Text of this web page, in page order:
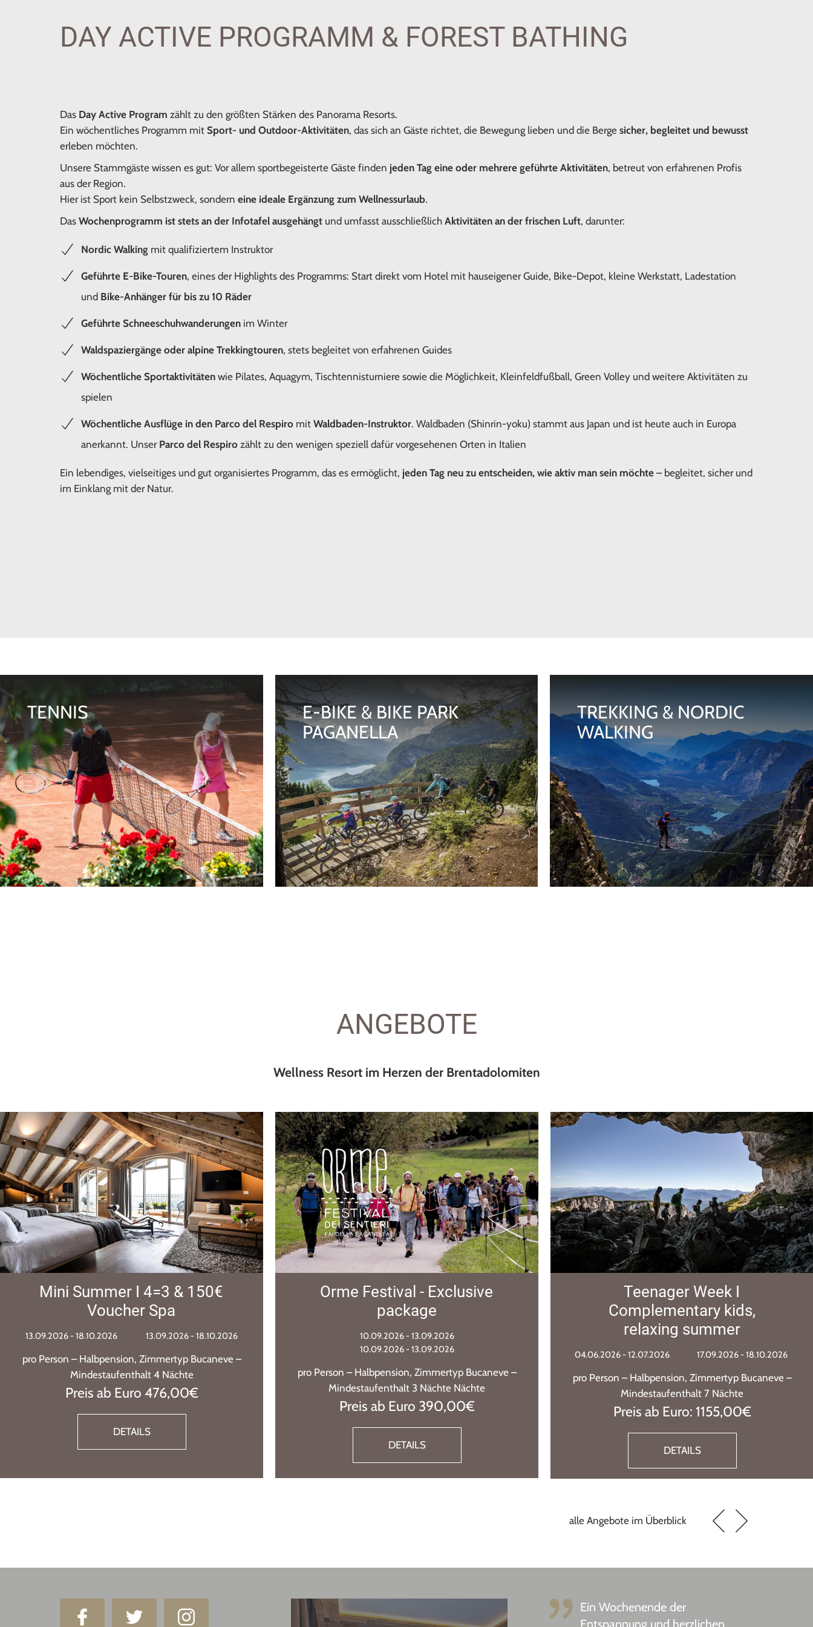
DAY ACTIVE PROGRAMM & FOREST BATHING
Das Day Active Program zählt zu den größten Stärken des Panorama Resorts.
Ein wöchentliches Programm mit Sport- und Outdoor-Aktivitäten, das sich an Gäste richtet, die Bewegung lieben und die Berge sicher, begleitet und bewusst
erleben möchten.
Unsere Stammgäste wissen es gut: Vor allem sportbegeisterte Gäste finden jeden Tag eine oder mehrere geführte Aktivitäten, betreut von erfahrenen Profis
aus der Region.
Hier ist Sport kein Selbstzweck, sondern eine ideale Ergänzung zum Wellnessurlaub.
Das Wochenprogramm ist stets an der Infotafel ausgehängt und umfasst ausschließlich Aktivitäten an der frischen Luft, darunter:
Nordic Walking mit qualifiziertem Instruktor
Geführte E-Bike-Touren, eines der Highlights des Programms: Start direkt vom Hotel mit hauseigener Guide, Bike-Depot, kleine Werkstatt, Ladestation
und Bike-Anhänger für bis zu 10 Räder
Geführte Schneeschuhwanderungen im Winter
Waldspaziergänge oder alpine Trekkingtouren, stets begleitet von erfahrenen Guides
Wöchentliche Sportaktivitäten wie Pilates, Aquagym, Tischtennisturniere sowie die Möglichkeit, Kleinfeldfußball, Green Volley und weitere Aktivitäten zu
spielen
Wöchentliche Ausflüge in den Parco del Respiro mitWaldbaden-Instruktor. Waldbaden (Shinrin-yoku) stammt aus Japan und ist heute auch in Europa
anerkannt. Unser Parco del Respiro zählt zu den wenigen speziell dafür vorgesehenen Orten in Italien
Ein lebendiges, vielseitiges und gut organisiertes Programm, das es ermöglicht, jeden Tag neu zu entscheiden, wie aktiv man sein möchte – begleitet, sicher und
im Einklang mit der Natur.
TENNIS
E-BIKE & BIKE PARK
PAGANELLA
TREKKING & NORDIC
WALKING
ANGEBOTE
Wellness Resort im Herzen der Brentadolomiten
Orme Festival - Exclusive
package
10.09.2026 - 13.09.2026
pro Person – Halbpension, Zimmertyp Bucaneve –
Mindestaufenthalt 3 Nächte Nächte
Teenager Week I
Complementary kids,
relaxing summer
04.06.2026 - 12.07.2026 17.09.2026 - 18.10.2026
pro Person – Halbpension, Zimmertyp Bucaneve –
Mindestaufenthalt 7 Nächte
Preis ab Euro: 1155,00€
DETAILS
7=6 & 100€ Wellness-
Guthaben
28.06.2026 - 12.07.2026
30.08.2026 - 06.09.2026
06.09.2026 - 13.09.2026
13.09.2026 - 18.10.2026
pro Person – Halbpension, Zimmertyp Bucaneve –
Mindestaufenthalt 4 Nächte
Preis ab Euro 920,00€
DETAILS
alle Angebote im Überblick
Ein Wochenende der
Entspannung und herzlichen